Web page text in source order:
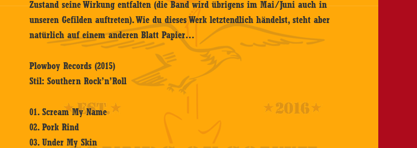
Zustand seine Wirkung entfalten (die Band wird übrigens im Mai/Juni auch in
unseren Gefilden auftreten). Wie du dieses Werk letztendlich händelst, steht aber
natürlich auf einem anderen Blatt Papier…
Plowboy Records (2015)
Stil: Southern Rock’n’Roll
01. Scream My Name
02. Pork Rind
03. Under My Skin